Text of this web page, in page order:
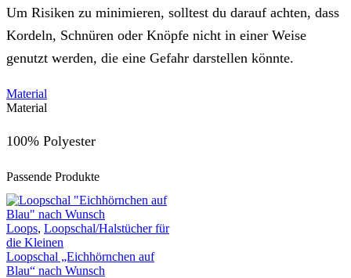
Um Risiken zu minimieren, solltest du darauf achten, dass
Kordeln, Schnüren oder Knöpfe nicht in einer Weise
genutzt werden, die eine Gefahr darstellen könnte.
Material
Material
100% Polyester
Passende Produkte
Loops, Loopschal/Halstücher für
die Kleinen
Loopschal „Eichhörnchen auf
Blau“ nach Wunsch